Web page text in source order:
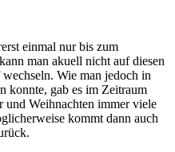
einmal nur bis zum
man akuell nicht auf diesen
Wie man jedoch in
konnte, gab es im Zeitraum
und Weihnachten immer viele
kommt dann auch